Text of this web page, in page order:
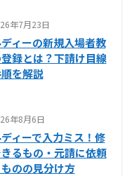
年7月23日
ィーの新規入場者教
録とは？下請け目線
を解説
年8月6日
ィーで入力ミス！修
るもの・元請に依頼
のの見分け方